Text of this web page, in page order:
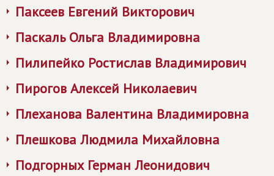
Паксеев Евгений Викторович
Паскаль Ольга Владимировна
Пилипейко Ростислав Владимирович
Пирогов Алексей Николаевич
Плеханова Валентина Владимировна
Плешкова Людмила Михайловна
Подгорных Герман Леонидович